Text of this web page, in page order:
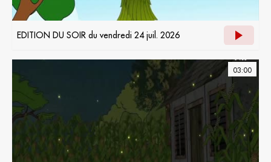
EDITION DU SOIR du vendredi 24 juil. 2026
03:00